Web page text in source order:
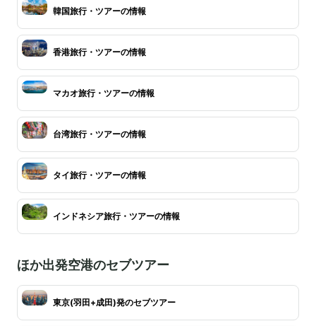
韓国旅行・ツアーの情報
香港旅行・ツアーの情報
マカオ旅行・ツアーの情報
台湾旅行・ツアーの情報
タイ旅行・ツアーの情報
インドネシア旅行・ツアーの情報
ほか出発空港のセブツアー
東京(羽田+成田)発のセブツアー